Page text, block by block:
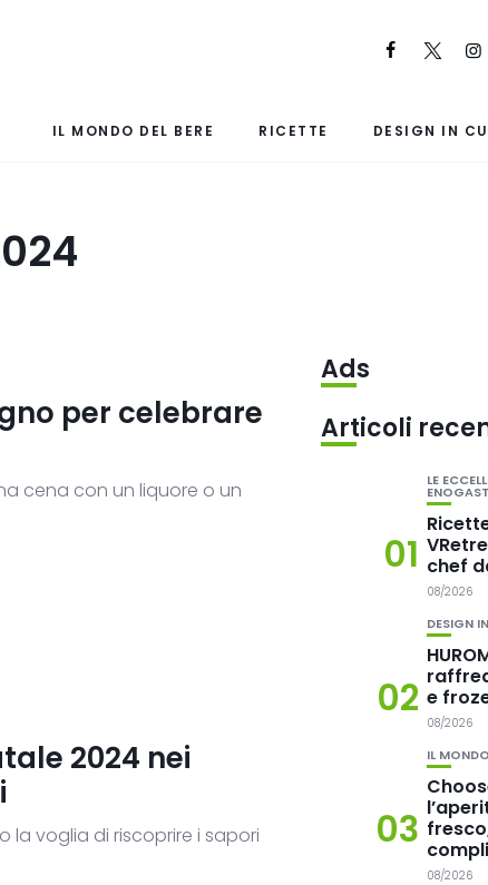
IL MONDO DEL BERE RICETTE DESIGN IN
per celebrare
cena con un liquore o un
2024 nei
la voglia di riscoprire i sapori
Ads
Articoli
01
LE
chef
08/2026
02
DESIGN
e
08/2026
03
IL
08/2026